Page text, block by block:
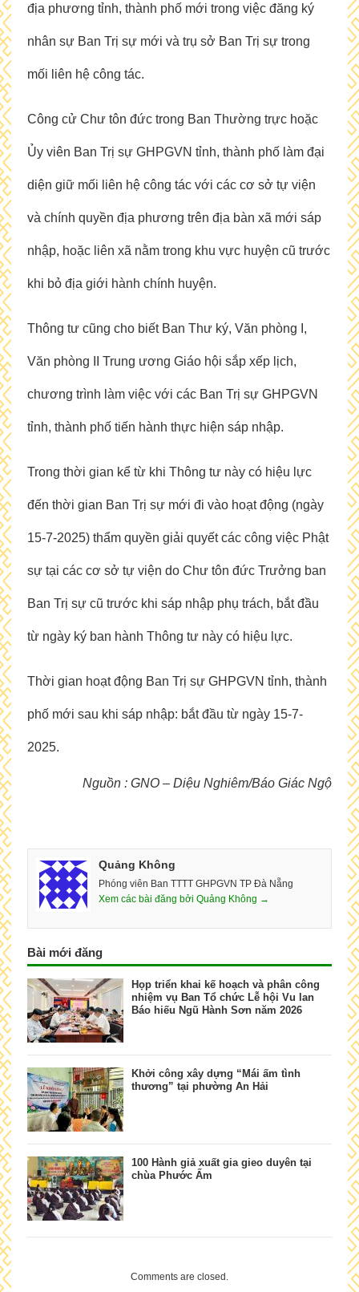
địa phương tỉnh, thành phố mới trong việc đăng ký
nhân sự Ban Trị sự mới và trụ sở Ban Trị sự trong
mối liên hệ công tác.
Công cử Chư tôn đức trong Ban Thường trực hoặc
Ủy viên Ban Trị sự GHPGVN tỉnh, thành phố làm đại
diện giữ mối liên hệ công tác với các cơ sở tự viện
và chính quyền địa phương trên địa bàn xã mới sáp
nhập, hoặc liên xã nằm trong khu vực huyện cũ trước
khi bỏ địa giới hành chính huyện.
Thông tư cũng cho biết Ban Thư ký, Văn phòng I,
Văn phòng II Trung ương Giáo hội sắp xếp lịch,
chương trình làm việc với các Ban Trị sự GHPGVN
tỉnh, thành phố tiến hành thực hiện sáp nhập.
Trong thời gian kể từ khi Thông tư này có hiệu lực
đến thời gian Ban Trị sự mới đi vào hoạt động (ngày
15-7-2025) thẩm quyền giải quyết các công việc Phật
sự tại các cơ sở tự viện do Chư tôn đức Trưởng ban
Ban Trị sự cũ trước khi sáp nhập phụ trách, bắt đầu
từ ngày ký ban hành Thông tư này có hiệu lực.
Thời gian hoạt động Ban Trị sự GHPGVN tỉnh, thành
phố mới sau khi sáp nhập: bắt đầu từ ngày 15-7-
2025.
Nguồn : GNO – Diệu Nghiêm/Báo Giác Ngộ
Quảng Không
Phóng viên Ban TTTT GHPGVN TP Đà Nẵng
Xem các bài đăng bởi Quảng Không →
Bài mới đăng
Họp triển khai kế hoạch và phân công
nhiệm vụ Ban Tổ chức Lễ hội Vu lan
Báo hiếu Ngũ Hành Sơn năm 2026
Khởi công xây dựng “Mái ấm tình
thương” tại phường An Hải
100 Hành giả xuất gia gieo duyên tại
chùa Phước Ấm
Comments are closed.